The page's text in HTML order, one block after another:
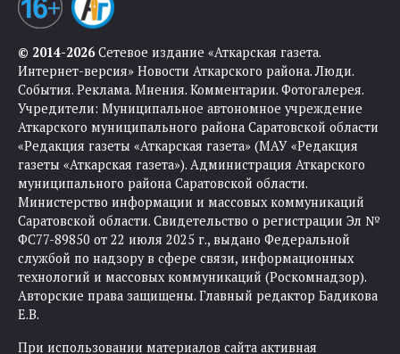
© 2014-2026Сетевое издание «Аткарская газета.
Интернет-версия» Новости Аткарского района. Люди.
События. Реклама. Мнения. Комментарии. Фотогалерея.
Учредители: Муниципальное автономное учреждение
Аткарского муниципального района Саратовской области
«Редакция газеты «Аткарская газета» (МАУ «Редакция
газеты «Аткарская газета»). Администрация Аткарского
муниципального района Саратовской области.
Министерство информации и массовых коммуникаций
Саратовской области. Свидетельство о регистрации Эл №
ФС77-89850 от 22 июля 2025 г., выдано Федеральной
службой по надзору в сфере связи, информационных
технологий и массовых коммуникаций (Роскомнадзор).
Авторские права защищены. Главный редактор Бадикова
Е.В.
При использовании материалов сайта активная